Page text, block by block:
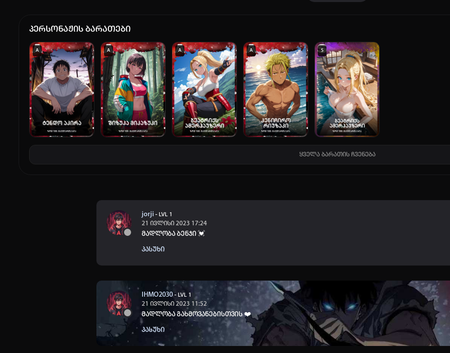
ავტორიზაცია
არ გაქვს ექაუნთი?დარეგისტრირდი
ან
კოდით შესვლა
პერსონაჟის ბარათები
A A A A S
ყველა ბარათის ჩვენება
jorji - LVL 1
21 ივლისი 2023 17:24
მადლობა ბენჯი 💓
პასუხი
IHMO2030 - LVL 1
21 ივლისი 2023 11:52
მადლობა გახმოვანებისთვის ❤️
პასუხი